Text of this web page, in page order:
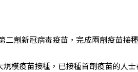
二劑新冠病毒疫苗，完成兩劑疫苗接
模疫苗接種，已接種首劑疫苗的人